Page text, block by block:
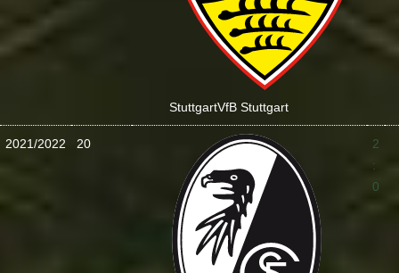
StuttgartVfB Stuttgart
2021/2022 20
2
:
0